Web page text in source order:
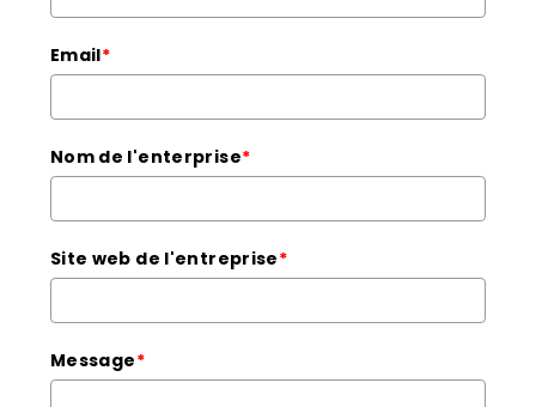
Email*
Nom de l'enterprise*
Site web de l'entreprise*
Message*